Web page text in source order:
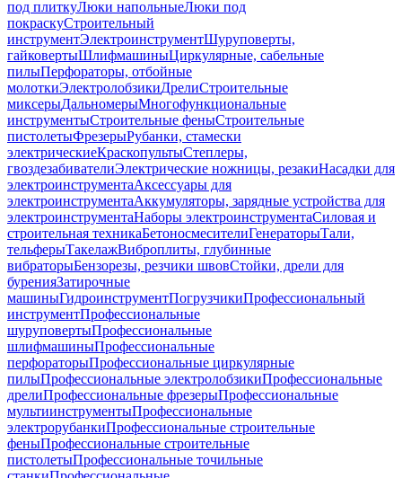
под плиткуЛюки напольныеЛюки под
покраскуСтроительный
инструментЭлектроинструментШуруповерты,
гайковертыШлифмашиныЦиркулярные, сабельные
пилыПерфораторы, отбойные
молоткиЭлектролобзикиДрелиСтроительные
миксерыДальномерыМногофункциональные
инструментыСтроительные феныСтроительные
пистолетыФрезерыРубанки, стамески
электрическиеКраскопультыСтеплеры,
гвоздезабивателиЭлектрические ножницы, резакиНасадки для
электроинструментаАксессуары для
электроинструментаАккумуляторы, зарядные устройства для
электроинструментаНаборы электроинструментаСиловая и
строительная техникаБетоносмесителиГенераторыТали,
тельферыТакелажВиброплиты, глубинные
вибраторыБензорезы, резчики швовСтойки, дрели для
буренияЗатирочные
машиныГидроинструментПогрузчикиПрофессиональный
инструментПрофессиональные
шуруповертыПрофессиональные
шлифмашиныПрофессиональные
перфораторыПрофессиональные циркулярные
пилыПрофессиональные электролобзикиПрофессиональные
дрелиПрофессиональные фрезерыПрофессиональные
мультиинструментыПрофессиональные
электрорубанкиПрофессиональные строительные
феныПрофессиональные строительные
пистолетыПрофессиональные точильные